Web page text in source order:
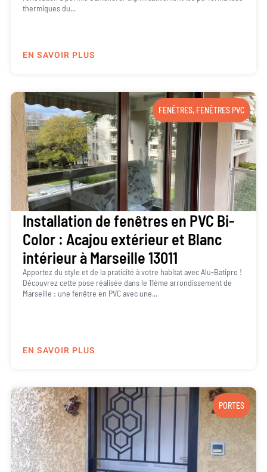
thermiques du...
EN SAVOIR PLUS
FENÊTRES, FENÊTRES PVC
Installation de fenêtres en PVC Bi-
Color : Acajou extérieur et Blanc
intérieur à Marseille 13011
Apportez du style et de la praticité à votre habitat avec Alu-Batipro !
Découvrez cette pose réalisée dans le 11ème arrondissement de
Marseille : une fenêtre en PVC avec une...
EN SAVOIR PLUS
PORTES